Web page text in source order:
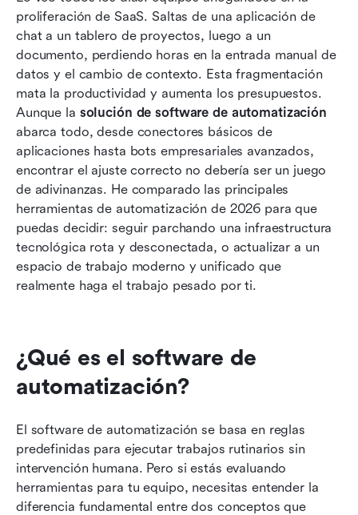
proliferación de SaaS. Saltas de una aplicación de
chat a un tablero de proyectos, luego a un
documento, perdiendo horas en la entrada manual de
datos y el cambio de contexto. Esta fragmentación
mata la productividad y aumenta los presupuestos.
Aunque la solución de software de automatización
abarca todo, desde conectores básicos de
aplicaciones hasta bots empresariales avanzados,
encontrar el ajuste correcto no debería ser un juego
de adivinanzas. He comparado las principales
herramientas de automatización de 2026 para que
puedas decidir: seguir parchando una infraestructura
tecnológica rota y desconectada, o actualizar a un
espacio de trabajo moderno y unificado que
realmente haga el trabajo pesado por ti.
¿Qué es el software de
automatización?
El software de automatización se basa en reglas
predefinidas para ejecutar trabajos rutinarios sin
intervención humana. Pero si estás evaluando
herramientas para tu equipo, necesitas entender la
diferencia fundamental entre dos conceptos que
Las 8 mejores soluciones de software de
automatización en 2026
Cómo elegir el software de automatización
adecuado para tu equipo
El verdadero ROI de la automatización: más allá
del ahorro de tiempo
Conclusión
Preguntas frecuentes
Lectura relacionada